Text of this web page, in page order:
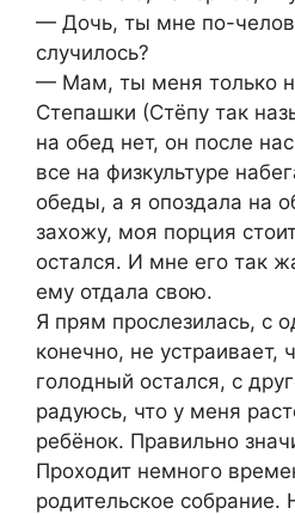
— Дочь, ты мне по-
случилось?
— Мам, ты меня только
Степашки (Стёпу так
на обед нет, он после
все на физкультуре
обеды, а я опоздала на
захожу, моя порция
остался. И мне его так
ему отдала свою.
Я прям прослезилась, с
конечно, не устраивает,
голодный остался, с
радуюсь, что у меня
ребёнок. Правильно
Проходит немного
родительское собрание.